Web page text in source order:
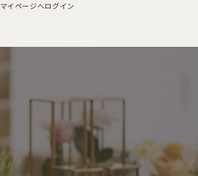
マイページへログイン